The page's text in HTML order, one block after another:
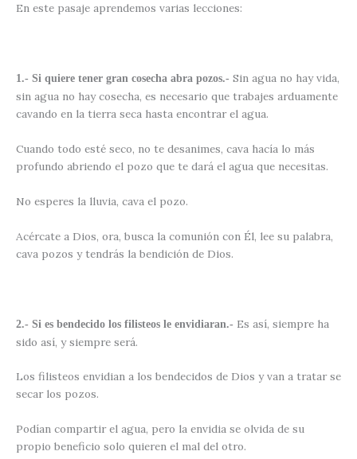
En este pasaje aprendemos varias lecciones:
1.- Si quiere tener gran cosecha abra pozos.- Sin agua no hay vida,
sin agua no hay cosecha, es necesario que trabajes arduamente
cavando en la tierra seca hasta encontrar el agua.
Cuando todo esté seco, no te desanimes, cava hacía lo más
profundo abriendo el pozo que te dará el agua que necesitas.
No esperes la lluvia, cava el pozo.
Acércate a Dios, ora, busca la comunión con Él, lee su palabra,
cava pozos y tendrás la bendición de Dios.
2.- Si es bendecido los filisteos le envidiaran.- Es así, siempre ha
sido así, y siempre será.
Los filisteos envidian a los bendecidos de Dios y van a tratar se
secar los pozos.
Podían compartir el agua, pero la envidia se olvida de su
propio beneficio solo quieren el mal del otro.